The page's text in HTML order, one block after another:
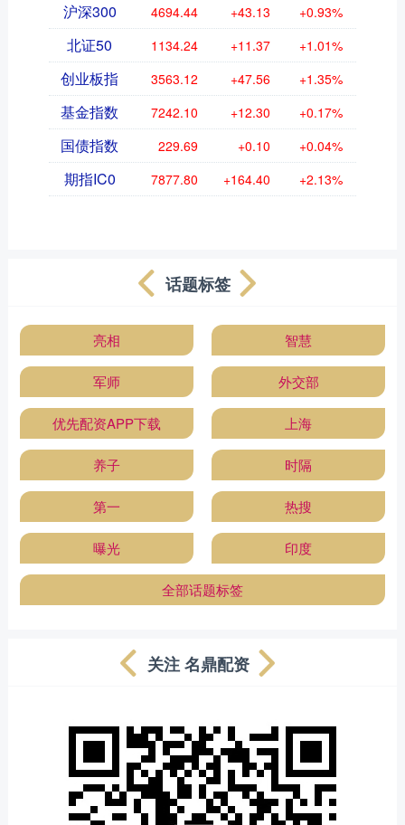
沪深300 4694.44 +43.13 +0.93%
北证50 1134.24 +11.37 +1.01%
创业板指 3563.12 +47.56 +1.35%
基金指数 7242.10 +12.30 +0.17%
国债指数 229.69 +0.10 +0.04%
期指IC0 7877.80 +164.40 +2.13%
话题标签
亮相 智慧
军师 外交部
优先配资APP下载 上海
养子 时隔
第一 热搜
曝光 印度
全部话题标签
关注 名鼎配资